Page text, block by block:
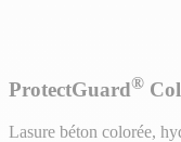
ProtectGuard®
Lasure béton colorée,